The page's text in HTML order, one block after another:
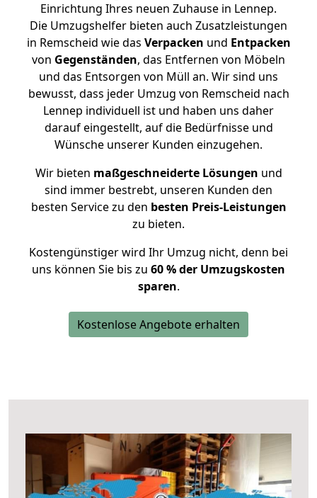
Einrichtung Ihres neuen Zuhause in Lennep.
Die Umzugshelfer bieten auch Zusatzleistungen
in Remscheid wie das Verpacken und Entpacken
von Gegenständen, das Entfernen von Möbeln
und das Entsorgen von Müll an. Wir sind uns
bewusst, dass jeder Umzug von Remscheid nach
Lennep individuell ist und haben uns daher
darauf eingestellt, auf die Bedürfnisse und
Wünsche unserer Kunden einzugehen.
Wir bieten maßgeschneiderte Lösungen und
sind immer bestrebt, unseren Kunden den
besten Service zu den besten Preis-Leistungen
zu bieten.
Kostengünstiger wird Ihr Umzug nicht, denn bei
uns können Sie bis zu 60 % der Umzugskosten
sparen.
Kostenlose Angebote erhalten